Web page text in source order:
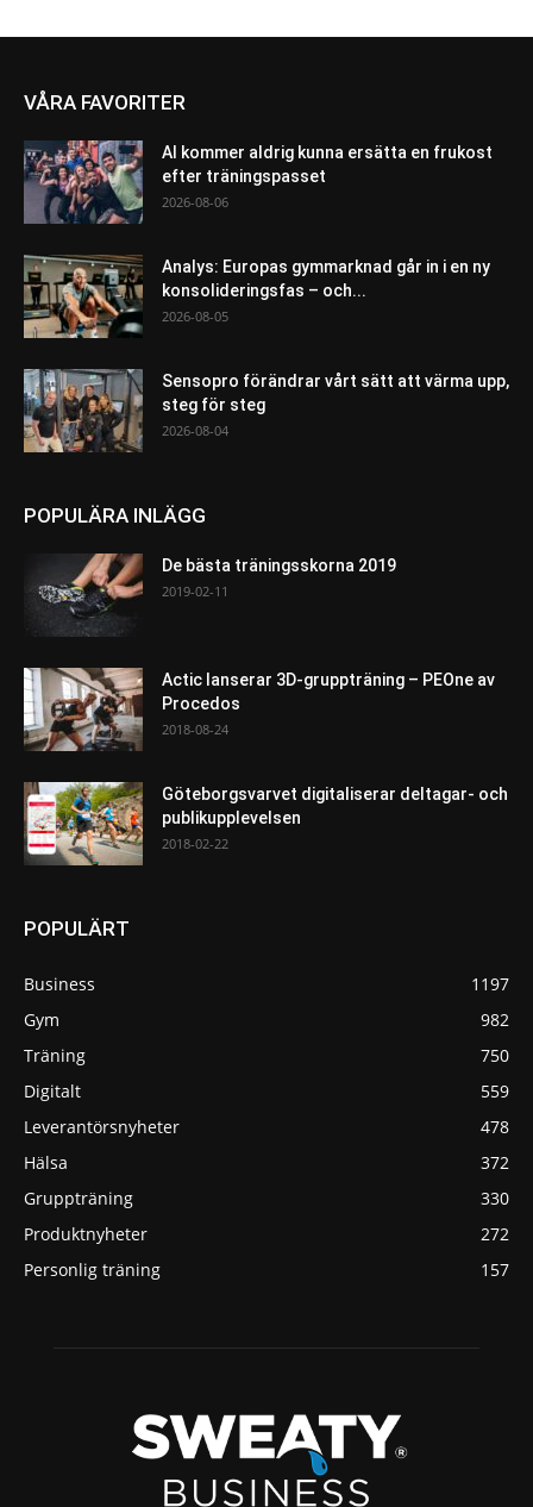
VÅRA FAVORITER
AI kommer aldrig kunna ersätta en frukost
efter träningspasset
2026-08-06
Analys: Europas gymmarknad går in i en ny
konsolideringsfas – och...
2026-08-05
Sensopro förändrar vårt sätt att värma upp,
steg för steg
2026-08-04
POPULÄRA INLÄGG
De bästa träningsskorna 2019
2019-02-11
Actic lanserar 3D-gruppträning – PEOne av
Procedos
2018-08-24
Göteborgsvarvet digitaliserar deltagar- och
publikupplevelsen
2018-02-22
POPULÄRT
Business
1197
Gym
982
Träning
750
Digitalt
559
Leverantörsnyheter
478
Hälsa
372
Gruppträning
330
Produktnyheter
272
Personlig träning
157